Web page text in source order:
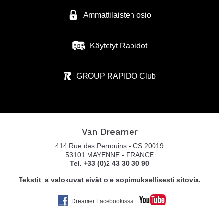
Ammattilaisten osio
Käytetyt Rapidot
GROUP RAPIDO Club
Van Dreamer
414 Rue des Perrouins - CS 20019
53101 MAYENNE - FRANCE
Tel. +33 (0)2 43 30 30 90
Tekstit ja valokuvat eivät ole sopimuksellisesti sitovia.
Dreamer Facebookissa